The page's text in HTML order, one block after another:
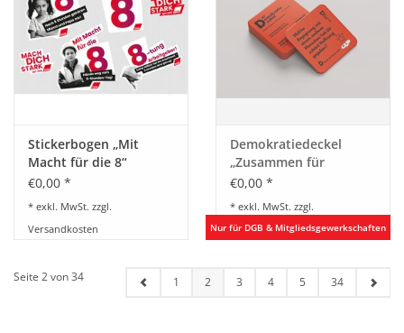
Stickerbogen „Mit
Macht für die 8“
€0,00 *
* exkl. MwSt. zzgl.
Versandkosten
Demokratiedeckel
„Zusammen für
Demokratie“-Edition
€0,00 *
* exkl. MwSt. zzgl.
Versandkosten
Seite 2 von 34 1 2 3 4 5 34